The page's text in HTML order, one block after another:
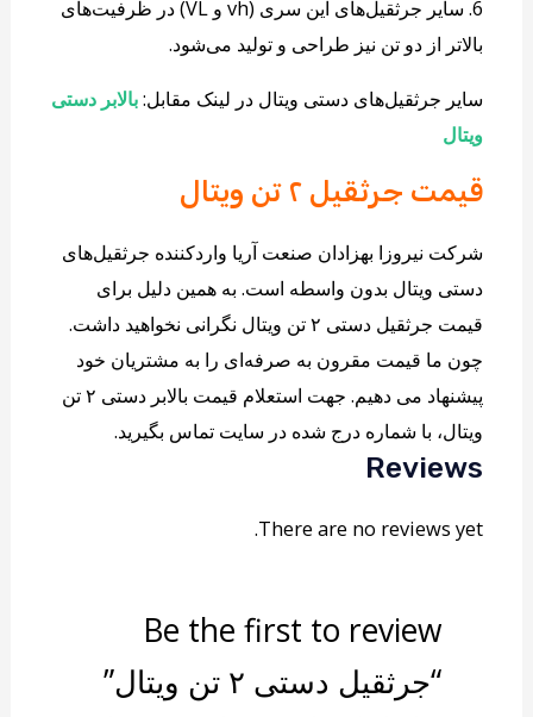
6. سایر جرثقیل‌های این سری (vh و VL) در ظرفیت‌های
بالاتر از دو تن نیز طراحی و تولید می‌شود.
سایر جرثقیل‌های دستی ویتال در لینک مقابل:بالابر دستی
ویتال
قیمت جرثقیل ۲ تن ویتال
شرکت نیروزا بهزادان صنعت آریا واردکننده جرثقیل‌های
دستی ویتال بدون واسطه است. به همین دلیل برای
قیمت جرثقیل دستی ۲ تن ویتال نگرانی نخواهید داشت.
چون ما قیمت مقرون به صرفه‌ای را به مشتریان خود
پیشنهاد می دهیم. جهت استعلام قیمت بالابر دستی ۲ تن
ویتال، با شماره درج شده در سایت تماس بگیرید.
Reviews
There are no reviews yet.
Be the first to review
“جرثقیل دستی ۲ تن ویتال”